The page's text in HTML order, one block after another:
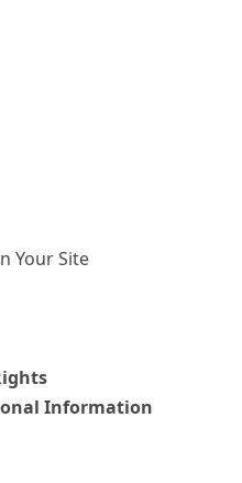
Your Site
Information